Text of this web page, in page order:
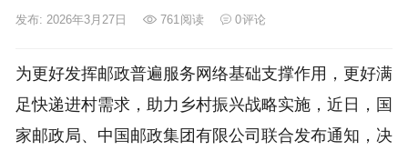
发布: 2026年3月27日 761阅读 0评论
为更好发挥邮政普遍服务网络基础支撑作用，更好满
足快递进村需求，助力乡村振兴战略实施，近日，国
家邮政局、中国邮政集团有限公司联合发布通知，决